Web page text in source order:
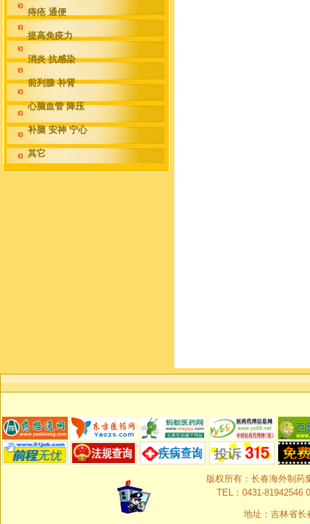
痔疮 通便
提高免疫力
消炎 抗感染
前列腺 补肾
心脑血管 降压
补脑 安神 宁心
其它
版权所有：长春海外制药
TEL：0431-81942546
地址：吉林省长